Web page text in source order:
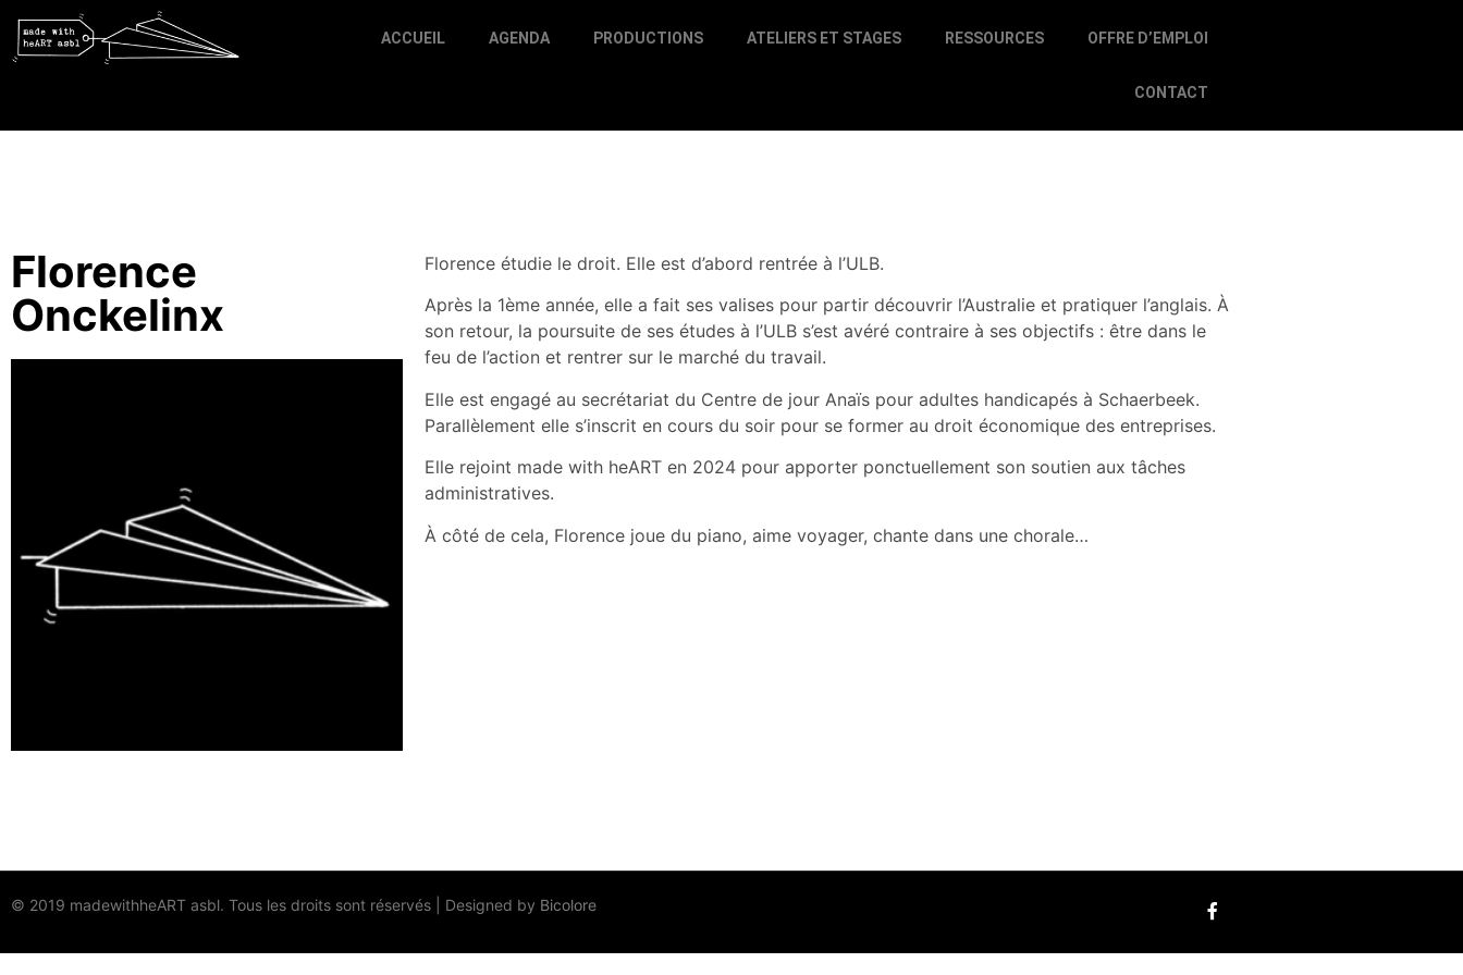
ACCUEIL AGENDA PRODUCTIONS ATELIERS ET STAGES RESSOURCES OFFRE D’EMPLOI
CONTACT
Florence
Onckelinx
Florence étudie le droit. Elle est d’abord rentrée à l’ULB.
Après la 1ème année, elle a fait ses valises pour partir découvrir l’Australie et pratiquer l’anglais. À
son retour, la poursuite de ses études à l’ULB s’est avéré contraire à ses objectifs : être dans le
feu de l’action et rentrer sur le marché du travail.
Elle est engagé au secrétariat du Centre de jour Anaïs pour adultes handicapés à Schaerbeek.
Parallèlement elle s’inscrit en cours du soir pour se former au droit économique des entreprises.
Elle rejoint made with heART en 2024 pour apporter ponctuellement son soutien aux tâches
administratives.
À côté de cela, Florence joue du piano, aime voyager, chante dans une chorale…
© 2019 madewithheART asbl. Tous les droits sont réservés Designed by Bicolore